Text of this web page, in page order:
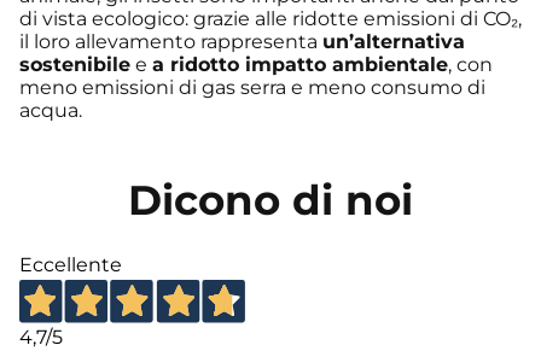
di vista ecologico: grazie alle ridotte emissioni di CO₂,
il loro allevamento rappresenta un’alternativa
sostenibile e a ridotto impatto ambientale, con
meno emissioni di gas serra e meno consumo di
acqua.
Dicono di noi
Eccellente
4,7/5